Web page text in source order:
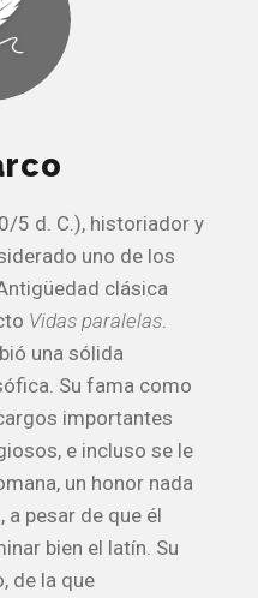
5 d. C.), historiador y
uno de los
clásica
Vidas paralelas.
una sólida
Su fama como
importantes
e incluso se le
un honor nada
a pesar de que él
bien el latín. Su
de la que